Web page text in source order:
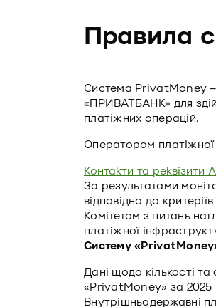
Правила
Система PrivatMoney
«ПРИВАТБАНК» для
платіжних операцій.
Оператором
Контакти та
За результатами
відповідно до
Комітетом з питань
платіжної
Систему
Дані щодо кількості
«PrivatMoney» за 2025
Внутрішньодержавні